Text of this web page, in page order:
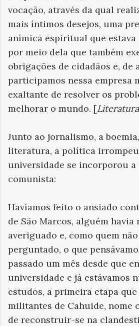
vocação, através da qual
mais íntimos desejos, uma
anímica espiritual que estava
por meio dela que também
obrigações de cidadãos e, de
participamos nessa empresa
exaltante de resolver os
melhorar o mundo. [
Junto ao jornalismo, a
literatura, a política irrompeu
universidade se incorporou
comunista:
Havíamos feito o ansiado
de São Marcos, alguém havia
averiguado e, como quem
perguntado, o que
passado um mês desde que
universidade e já estávamos
estudos, a primeira etapa
militantes de Cahuide, nome
de reconstruir-se na